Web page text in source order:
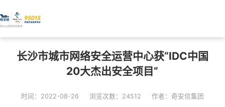
长沙市城市网络安全运营中心获“IDC中国
20大杰出安全项目”
时间：2022-08-26 浏览次数：24512 作者：奇安信集团